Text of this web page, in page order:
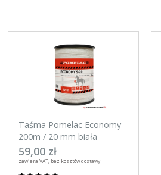
Taśma Pomelac Economy
200m / 20 mm biała
59,00 zł
zawiera VAT, bez kosztów dostawy